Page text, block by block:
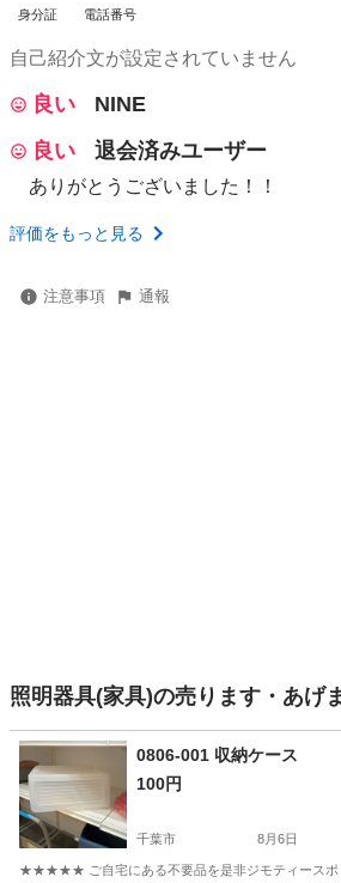
身分証 電話番号
自己紹介文が設定されていません
良い
NINE
良い
退会済みユーザー
ありがとうございました！！
評価をもっと見る
注意事項 通報
照明器具(家具)の売ります・あげ
0806-001 収納ケース
100円
千葉市 8月6日
★★★★★ ご自宅にある不要品を是非ジモティースポッ